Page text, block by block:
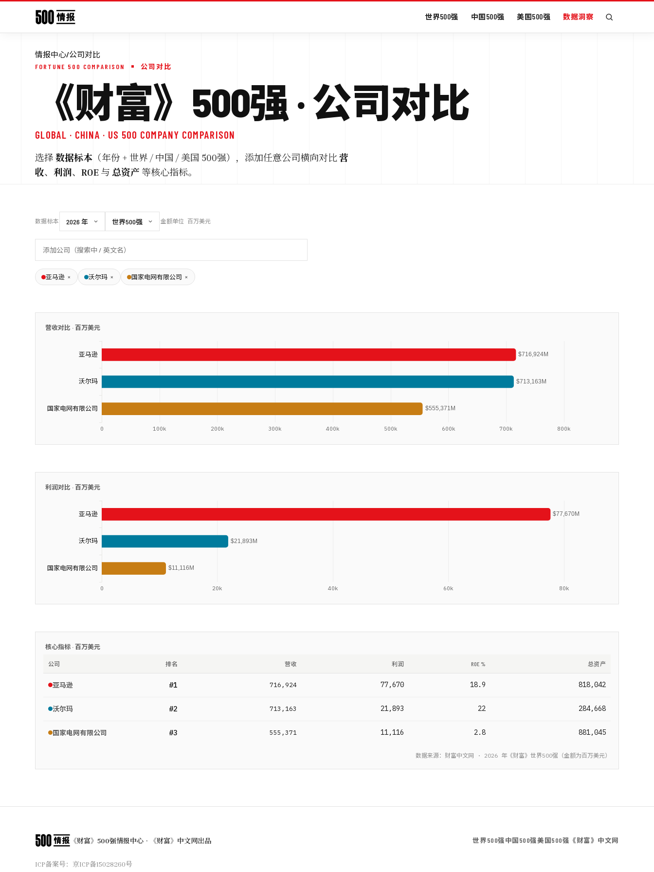
世界500强 中国500强 美国500强 数据洞察
情报中心/公司对比
FORTUNE 500 COMPARISON 公司对比
《财富》500强 · 公司对比
GLOBAL · CHINA · US 500 COMPANY COMPARISON
选择 数据标本 （年份 + 世界 / 中国 / 美国 500强），添加任意公司横向对比 营
收、 利润、 ROE 与 总资产 等核心指标。
数据标本 金额单位 百万美元
亚马逊 × 沃尔玛 × 国家电网有限公司 ×
营收对比 ·百万美元
利润对比 ·百万美元
核心指标 ·百万美元
公司 排名 营收 利润 ROE % 总资产
亚马逊 #1 716,924 77,670 18.9 818,042
沃尔玛 #2 713,163 21,893 22 284,668
国家电网有限公司 #3 555,371 11,116 2.8 881,045
数据来源：财富中文网 · 2026 年《财富》 世界500强 （金额为百万美元）
《财富》500强情报中心 · 《财富》中文网出品 世界500强 中国500强美国500强 《财富》中文网
ICP备案号： 京ICP备15028260号